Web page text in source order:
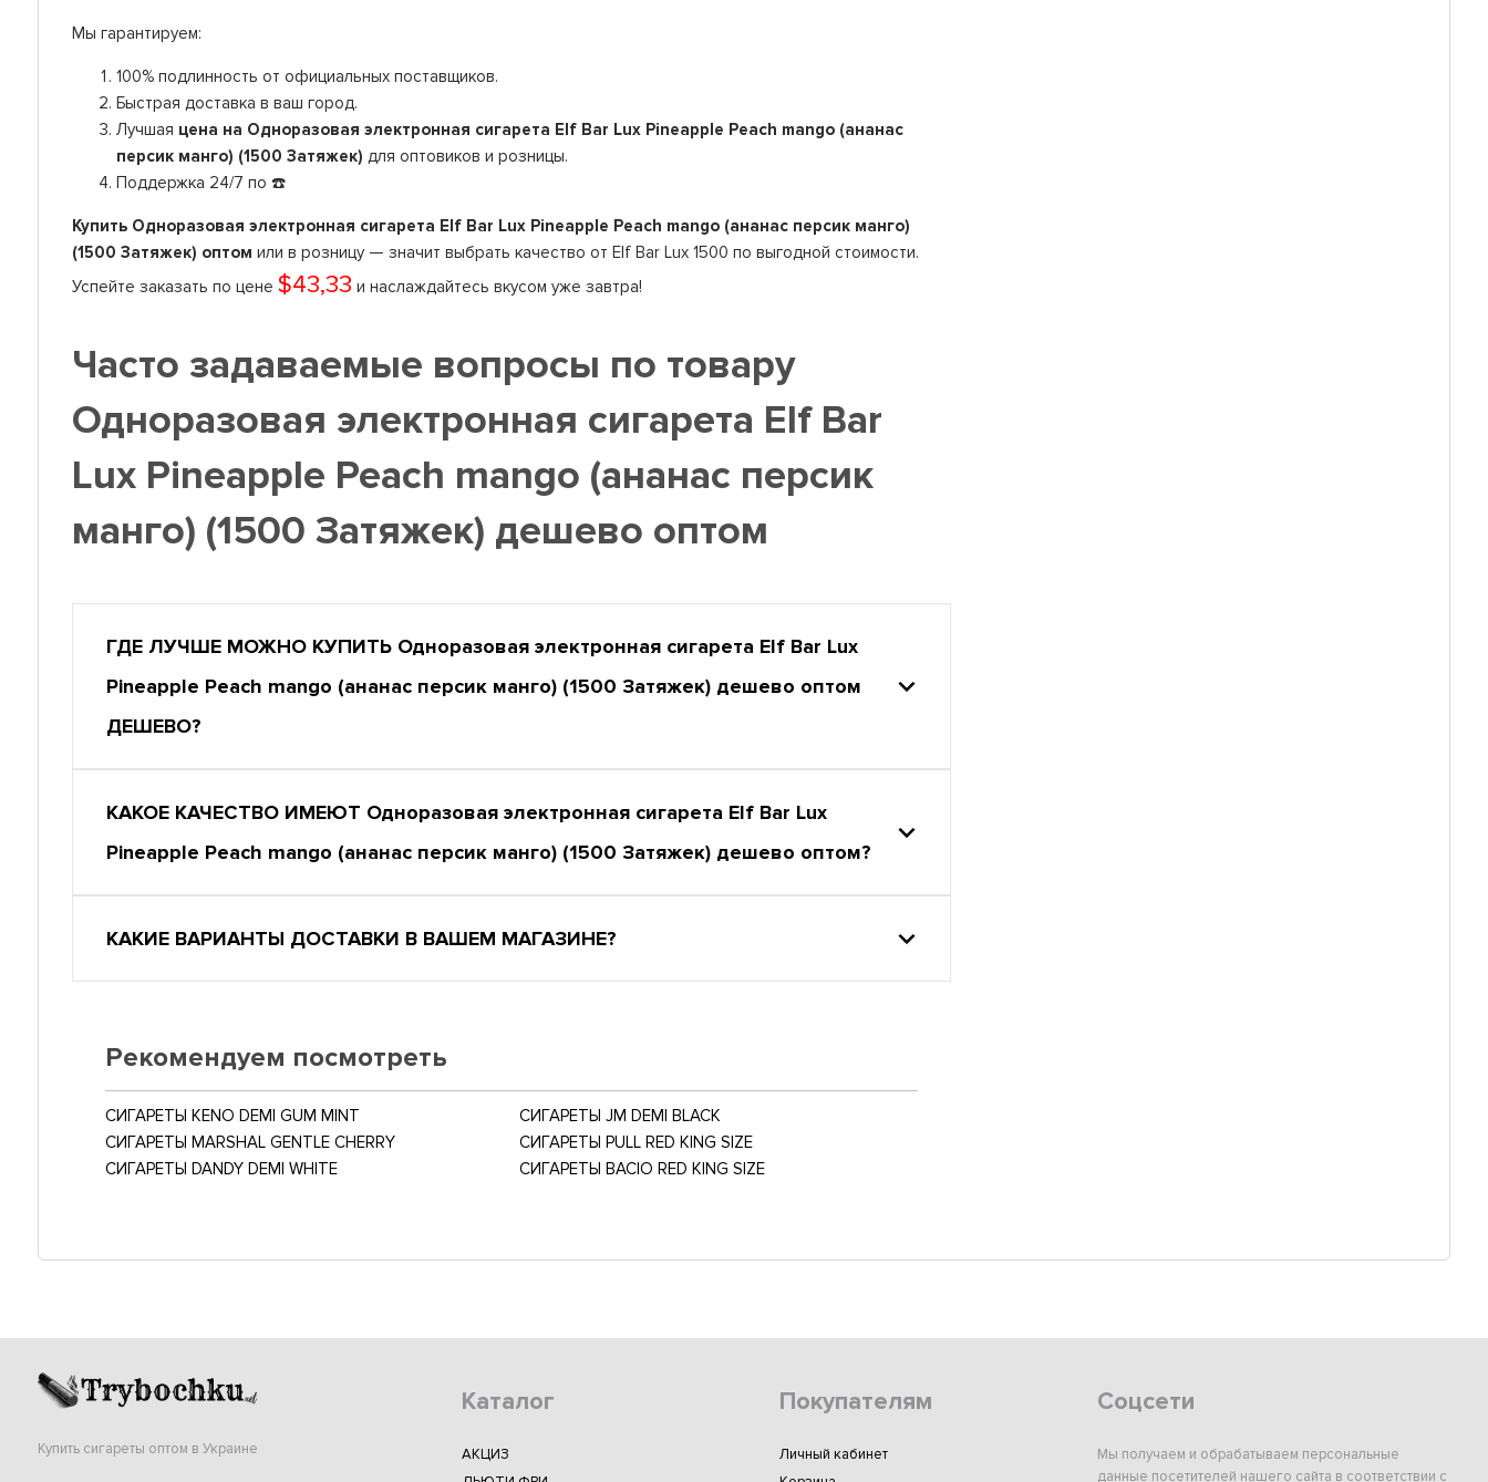
Мы гарантируем:
100% подлинность от официальных поставщиков.
Быстрая доставка в ваш город.
Лучшая цена на Одноразовая электронная сигарета Elf Bar Lux Pineapple Peach mango (ананас
персик манго) (1500 Затяжек) для оптовиков и розницы.
Поддержка 24/7 по ☎️
Купить Одноразовая электронная сигарета Elf Bar Lux Pineapple Peach mango (ананас персик манго)
(1500 Затяжек) оптом или в розницу — значит выбрать качество от Elf Bar Lux 1500 по выгодной стоимости.
Успейте заказать по цене$43,33 и наслаждайтесь вкусом уже завтра!
Часто задаваемые вопросы по товару
Одноразовая электронная сигарета Elf Bar
Lux Pineapple Peach mango (ананас персик
манго) (1500 Затяжек) дешево оптом
ГДЕ ЛУЧШЕ МОЖНО КУПИТЬ Одноразовая электронная сигарета Elf Bar Lux
Pineapple Peach mango (ананас персик манго) (1500 Затяжек) дешево оптом
ДЕШЕВО?
КАКОЕ КАЧЕСТВО ИМЕЮТ Одноразовая электронная сигарета Elf Bar Lux
Pineapple Peach mango (ананас персик манго) (1500 Затяжек) дешево оптом?
КАКИЕ ВАРИАНТЫ ДОСТАВКИ В ВАШЕМ МАГАЗИНЕ?
Рекомендуем посмотреть
СИГАРЕТЫ KENO DEMI GUM MINT
СИГАРЕТЫ MARSHAL GENTLE CHERRY
СИГАРЕТЫ DANDY DEMI WHITE
СИГАРЕТЫ JM DEMI BLACK
СИГАРЕТЫ PULL RED KING SIZE
СИГАРЕТЫ BACIO RED KING SIZE
Купить сигареты оптом в Украине
Каталог
АКЦИЗ
Покупателям
Личный кабинет
Соцсети
Мы получаем и обрабатываем персональные
данные посетителей нашего сайта в соответствии с